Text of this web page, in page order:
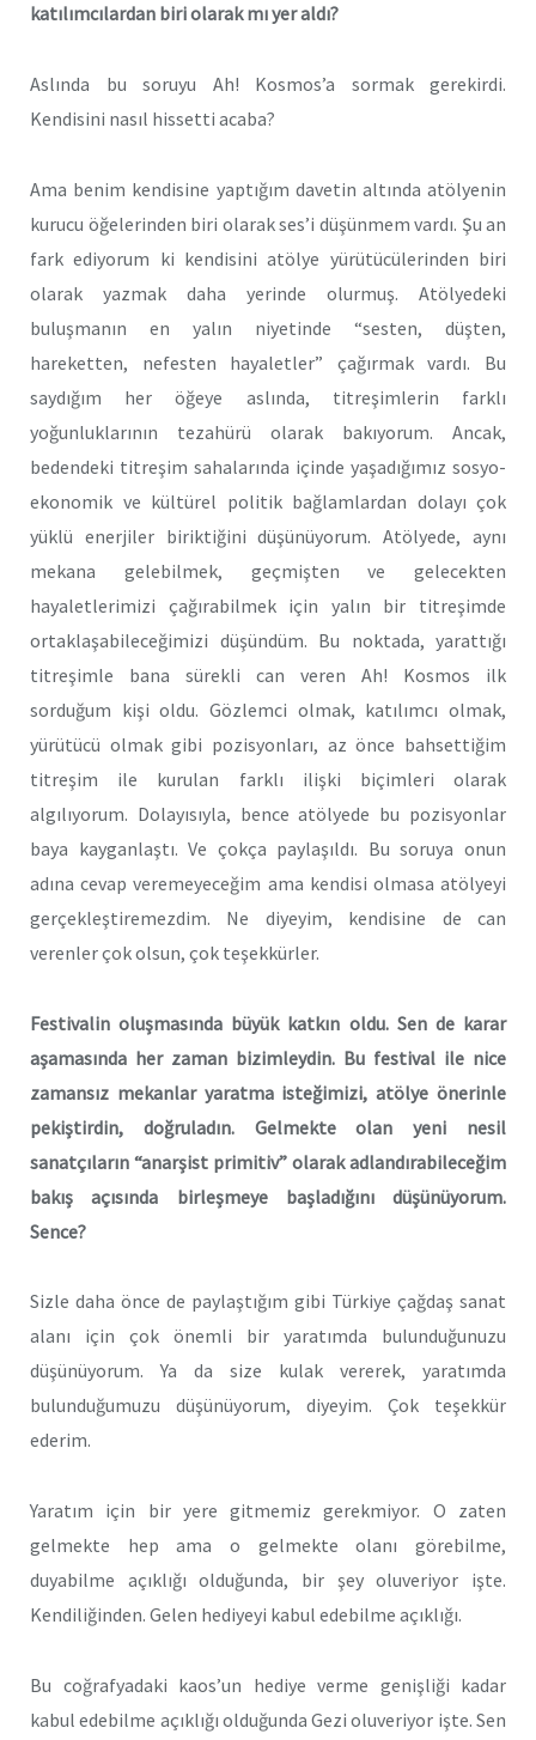
katılımcılardan biri olarak mı yer aldı?
Aslında bu soruyu Ah! Kosmos’a sormak gerekirdi.
Kendisini nasıl hissetti acaba?
Ama benim kendisine yaptığım davetin altında atölyenin
kurucu öğelerinden biri olarak ses’i düşünmem vardı. Şu an
fark ediyorum ki kendisini atölye yürütücülerinden biri
olarak yazmak daha yerinde olurmuş. Atölyedeki
buluşmanın en yalın niyetinde “sesten, düşten,
hareketten, nefesten hayaletler” çağırmak vardı. Bu
saydığım her öğeye aslında, titreşimlerin farklı
yoğunluklarının tezahürü olarak bakıyorum. Ancak,
bedendeki titreşim sahalarında içinde yaşadığımız sosyo-
ekonomik ve kültürel politik bağlamlardan dolayı çok
yüklü enerjiler biriktiğini düşünüyorum. Atölyede, aynı
mekana gelebilmek, geçmişten ve gelecekten
hayaletlerimizi çağırabilmek için yalın bir titreşimde
ortaklaşabileceğimizi düşündüm. Bu noktada, yarattığı
titreşimle bana sürekli can veren Ah! Kosmos ilk
sorduğum kişi oldu. Gözlemci olmak, katılımcı olmak,
yürütücü olmak gibi pozisyonları, az önce bahsettiğim
titreşim ile kurulan farklı ilişki biçimleri olarak
algılıyorum. Dolayısıyla, bence atölyede bu pozisyonlar
baya kayganlaştı. Ve çokça paylaşıldı. Bu soruya onun
adına cevap veremeyeceğim ama kendisi olmasa atölyeyi
gerçekleştiremezdim. Ne diyeyim, kendisine de can
verenler çok olsun, çok teşekkürler.
Festivalin oluşmasında büyük katkın oldu. Sen de karar
aşamasında her zaman bizimleydin. Bu festival ile nice
zamansız mekanlar yaratma isteğimizi, atölye önerinle
pekiştirdin, doğruladın. Gelmekte olan yeni nesil
sanatçıların “anarşist primitiv” olarak adlandırabileceğim
bakış açısında birleşmeye başladığını düşünüyorum.
Sence?
Sizle daha önce de paylaştığım gibi Türkiye çağdaş sanat
alanı için çok önemli bir yaratımda bulunduğunuzu
düşünüyorum. Ya da size kulak vererek, yaratımda
bulunduğumuzu düşünüyorum, diyeyim. Çok teşekkür
ederim.
Yaratım için bir yere gitmemiz gerekmiyor. O zaten
gelmekte hep ama o gelmekte olanı görebilme,
duyabilme açıklığı olduğunda, bir şey oluveriyor işte.
Kendiliğinden. Gelen hediyeyi kabul edebilme açıklığı.
Bu coğrafyadaki kaos’un hediye verme genişliği kadar
kabul edebilme açıklığı olduğunda Gezi oluveriyor işte. Sen